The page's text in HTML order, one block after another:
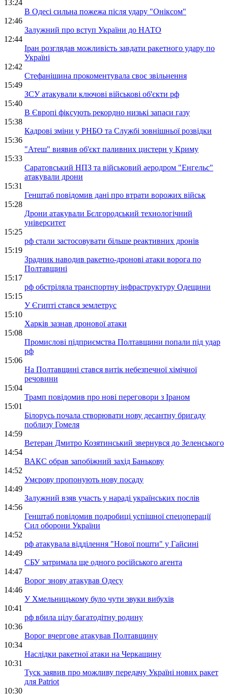
13:24
В Одесі сильна пожежа після удару "Оніксом"
12:46
Залужний про вступ України до НАТО
12:44
Іран розглядав можливість завдати ракетного удару по
Україні
12:42
Стефанішина прокоментувала своє звільнення
15:49
ЗСУ атакували ключові військові об'єкти рф
15:40
В Європі фіксують рекордно низькі запаси газу
15:38
Кадрові зміни у РНБО та Службі зовнішньої розвідки
15:36
"Атеш" виявив об'єкт паливних цистерн у Криму
15:33
Саратовський НПЗ та військовий аеродром "Енгельс"
атакували дрони
15:31
Генштаб повідомив дані про втрати ворожих військ
15:28
Дрони атакували Бєлгородський технологічний
університет
15:25
рф стали застосовувати більше реактивних дронів
15:19
Зрадник наводив ракетно-дронові атаки ворога по
Полтавщині
15:17
рф обстріляла транспортну інфраструктуру Одещини
15:15
У Єгипті стався землетрус
15:10
Харків зазнав дронової атаки
15:08
Промислові підприємства Полтавщини попали під удар
рф
15:06
На Полтавщині стався витік небезпечної хімічної
речовини
15:04
Трамп повідомив про нові переговори з Іраном
15:01
Білорусь почала створювати нову десантну бригаду
поблизу Гомеля
14:59
Ветеран Дмитро Козятинський звернувся до Зеленського
14:54
ВАКС обрав запобіжний захід Банькову
14:52
Умєрову пропонують нову посаду
14:49
Залужний взяв участь у нараді українських послів
14:56
Генштаб повідомив подробиці успішної спецоперації
Сил оборони України
14:52
рф атакувала відділення "Нової пошти" у Гайсині
14:49
СБУ затримала ще одного російського агента
14:47
Ворог знову атакував Одесу
14:46
У Хмельницькому було чути звуки вибухів
10:41
рф вбила цілу багатодітну родину
10:36
Ворог вчергове атакував Полтавщину
10:34
Наслідки ракетної атаки на Черкащину
10:31
Туск заявив про можливу передачу Україні нових ракет
для Patriot
10:30